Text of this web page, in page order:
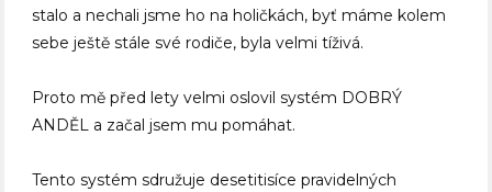
stalo a nechali jsme ho na holičkách, byť máme kolem
sebe ještě stále své rodiče, byla velmi tíživá.
Proto mě před lety velmi oslovil systém DOBRÝ
ANDĚL a začal jsem mu pomáhat.
Tento systém sdružuje desetitisíce pravidelných